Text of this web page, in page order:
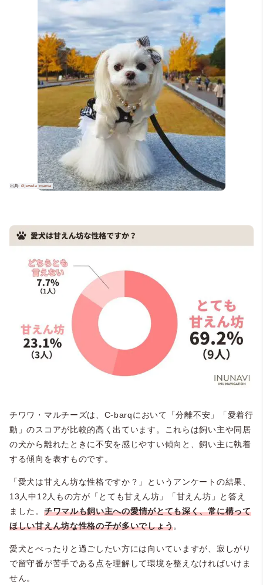
チワワ・マルチーズは、C-barqにおいて「分離不安」「愛着行
動」のスコアが比較的高く出ています。これらは飼い主や同居
の犬から離れたときに不安を感じやすい傾向と、飼い主に執着
する傾向を表すものです。
「愛犬は甘えん坊な性格ですか？」というアンケートの結果、
13人中12人もの方が「とても甘えん坊」「甘えん坊」と答え
ました。 チワマルも飼い主への愛情がとても深く、常に構って
ほしい甘えん坊な性格の子が多いでしょう。
愛犬とべったりと過ごしたい方には向いていますが、寂しがり
で留守番が苦手である点を理解して環境を整えなければいけま
せん。